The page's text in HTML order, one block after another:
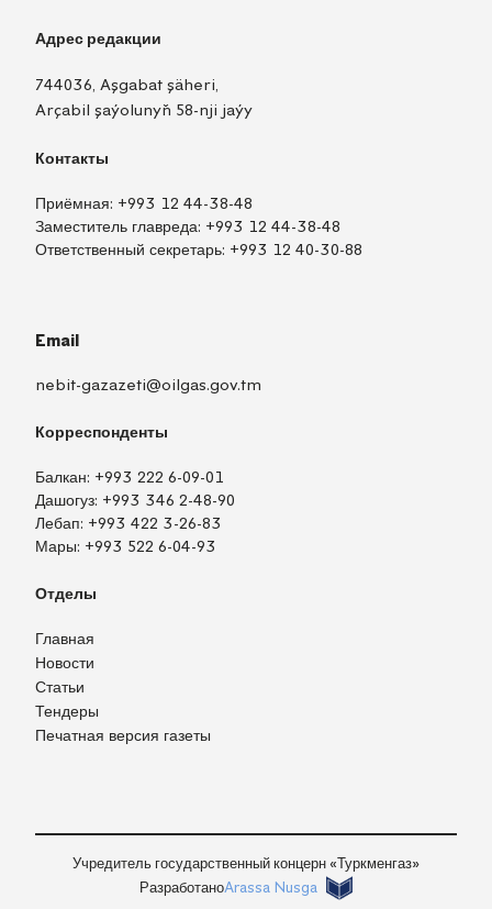
Адрес редакции
744036, Aşgabat şäheri,
Arçabil şaýolunyň 58-nji jaýy
Контакты
Приёмная: +993 12 44-38-48
Заместитель главреда: +993 12 44-38-48
Ответственный секретарь: +993 12 40-30-88
Email
nebit-gazazeti@oilgas.gov.tm
Корреспонденты
Балкан: +993 222 6-09-01
Дашогуз: +993 346 2-48-90
Лебап: +993 422 3-26-83
Мары: +993 522 6-04-93
Отделы
Главная
Новости
Статьи
Тендеры
Печатная версия газеты
Учредитель государственный концерн «Туркменгаз»
РазработаноArassa Nusga